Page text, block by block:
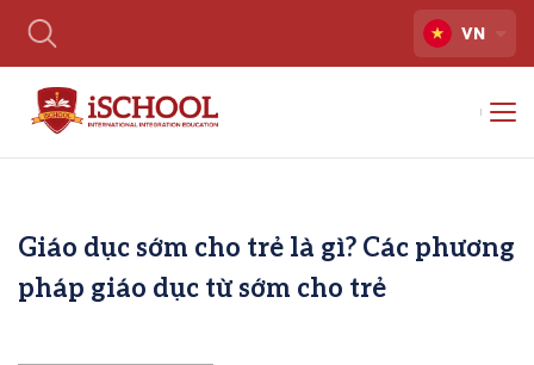
VN
Giáo dục sớm cho trẻ là gì? Các phương
pháp giáo dục từ sớm cho trẻ